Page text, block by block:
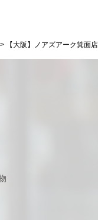
> 【大阪】ノアズアーク箕面店